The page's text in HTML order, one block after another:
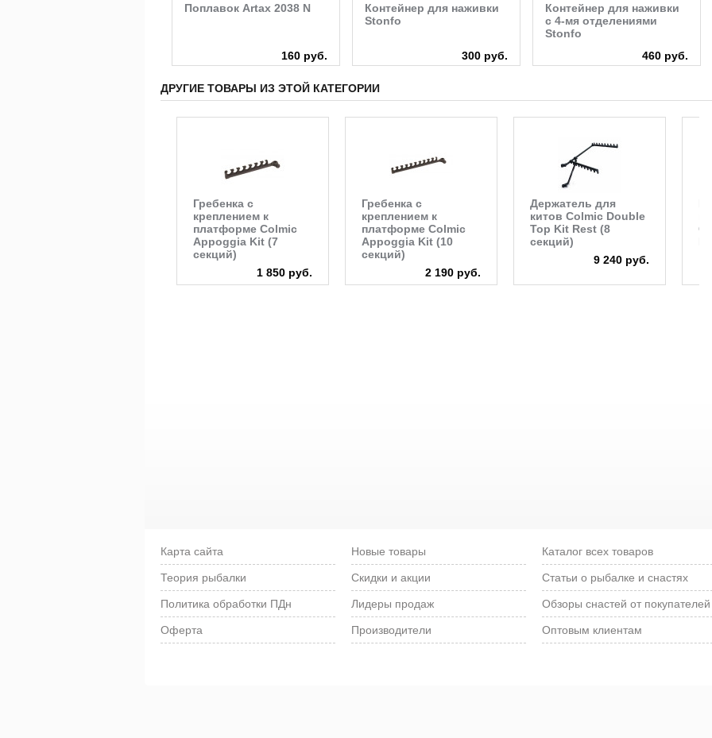
Поплавок Artax 2038 N
160 руб.
Контейнер для наживки
Stonfo
300 руб.
Контейнер для наживки
с 4-мя отделениями
Stonfo
460 руб.
ДРУГИЕ ТОВАРЫ ИЗ ЭТОЙ КАТЕГОРИИ
Гребенка с
креплением к
платформе Colmic
Appoggia Kit (7
секций)
1 850 руб.
Гребенка с
креплением к
платформе Colmic
Appoggia Kit (10
секций)
2 190 руб.
Держатель для
китов Colmic Double
Top Kit Rest (8
секций)
9 240 руб.
Карта сайта
Теория рыбалки
Политика обработки ПДн
Оферта
Новые товары
Скидки и акции
Лидеры продаж
Производители
Каталог всех товаров
Статьи о рыбалке и снастях
Обзоры снастей от покупателей
Оптовым клиентам